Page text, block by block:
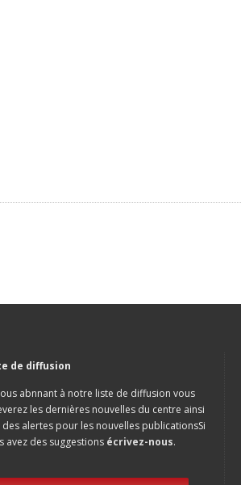
de diffusion
abnnant à notre liste de diffusion vous
les dernières nouvelles du centre ainsi
des alertes pour les nouvelles publicationsSi
avez des suggestions écrivez-nous.